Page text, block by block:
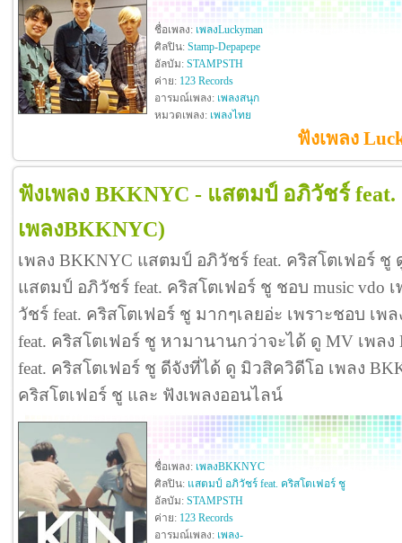
ชื่อเพลง: เพลงLuckyman
ศิลปิน: Stamp-Depapepe
อัลบัม: STAMPSTH
ค่าย: 123 Records
อารมณ์เพลง: เพลงสนุก
หมวดเพลง: เพลงไทย
ฟังเพลง
ฟังเพลง BKKNYC - แสตมป์ อภิวัชร์
เพลงBKKNYC)
เพลง BKKNYC แสตมป์ อภิวัชร์ feat. คริสโตเฟอร์ ชู
แสตมป์ อภิวัชร์ feat. คริสโตเฟอร์ ชู ชอบ music vdo
วัชร์ feat. คริสโตเฟอร์ ชู มากๆเลยอ่ะ เพราะชอบ เ
feat. คริสโตเฟอร์ ชู หามานานกว่าจะได้ ดู MV เพล
feat. คริสโตเฟอร์ ชู ดีจังที่ได้ ดู มิวสิควิดีโอ เพลง
คริสโตเฟอร์ ชู และ ฟังเพลงออนไลน์
ชื่อเพลง: เพลงBKKNYC
ศิลปิน: แสตมป์ อภิวัชร์ feat. คริสโตเฟอร์ ชู
อัลบัม: STAMPSTH
ค่าย: 123 Records
อารมณ์เพลง: เพลง-